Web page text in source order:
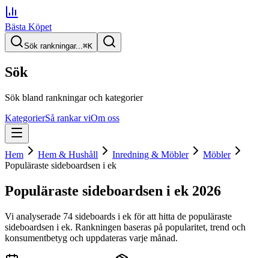
Bästa Köpet
Sök rankningar...⌘K
Sök
Sök bland rankningar och kategorier
KategorierSå rankar viOm oss
Hem Hem & Hushåll Inredning & Möbler
Möbler
Populäraste sideboardsen i ek
Populäraste sideboardsen i ek 2026
Vi analyserade 74 sideboards i ek för att hitta de populäraste
sideboardsen i ek. Rankningen baseras på popularitet, trend och
konsumentbetyg och uppdateras varje månad.